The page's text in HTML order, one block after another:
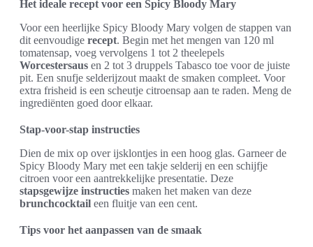
Het ideale recept voor een Spicy Bloody Mary
Voor een heerlijke Spicy Bloody Mary volgen de stappen van
dit eenvoudige recept. Begin met het mengen van 120 ml
tomatensap, voeg vervolgens 1 tot 2 theelepels
Worcestersaus en 2 tot 3 druppels Tabasco toe voor de juiste
pit. Een snufje selderijzout maakt de smaken compleet. Voor
extra frisheid is een scheutje citroensap aan te raden. Meng de
ingrediënten goed door elkaar.
Stap-voor-stap instructies
Dien de mix op over ijsklontjes in een hoog glas. Garneer de
Spicy Bloody Mary met een takje selderij en een schijfje
citroen voor een aantrekkelijke presentatie. Deze
stapsgewijze instructies maken het maken van deze
brunchcocktail een fluitje van een cent.
Tips voor het aanpassen van de smaak